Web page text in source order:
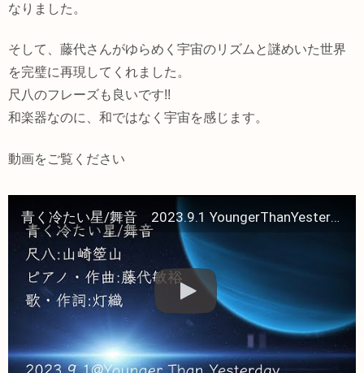
なりました。
そして、藤代さんがゆらめく宇宙のリズムと謎めいた世界
を完璧に再現してくれました。
尺八のフレーズも良いです!!
和楽器なのに、和ではなく宇宙を感じます。
動画をご覧ください
青く冷たい星/舞音 2023.9.1 YoungerThanYesterday